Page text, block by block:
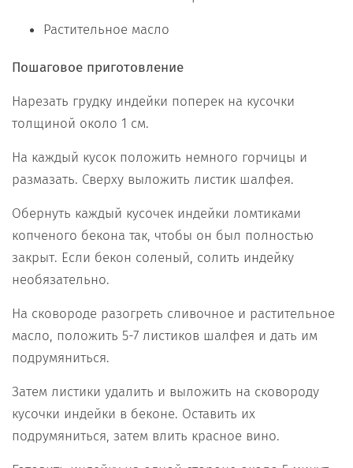
Растительное масло
Пошаговое приготовление
Нарезать грудку индейки поперек на кусочки
толщиной около 1 см.
На каждый кусок положить немного горчицы и
размазать. Сверху выложить листик шалфея.
Обернуть каждый кусочек индейки ломтиками
копченого бекона так, чтобы он был полностью
закрыт. Если бекон соленый, солить индейку
необязательно.
На сковороде разогреть сливочное и растительное
масло, положить 5-7 листиков шалфея и дать им
подрумяниться.
Затем листики удалить и выложить на сковороду
кусочки индейки в беконе. Оставить их
подрумяниться, затем влить красное вино.